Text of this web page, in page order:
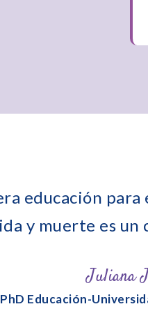
educación
y muerte es un
Juliana
PhD Educación-